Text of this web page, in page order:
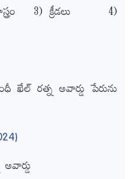
3) క్రీడలు 4)
ఖేల్‌ రత్న అవార్డు పేరును